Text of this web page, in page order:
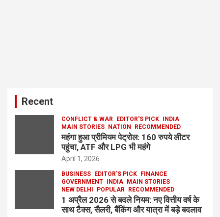
Recent
CONFLICT & WAR EDITOR'S PICK
INDIA
MAIN STORIES
NATION RECOMMENDED
महंगा हुआ प्रीमियम पेट्रोल: 160 रुपये लीटर
पहुंचा, ATF और LPG भी महंगे
April 1, 2026
BUSINESS EDITOR'S PICK
FINANCE
GOVERNMENT
INDIA
MAIN STORIES
NEW DELHI
POPULAR RECOMMENDED
1 अप्रैल 2026 से बदले नियम: नए वित्तीय वर्ष के
साथ टैक्स, सैलरी, बैंकिंग और यात्रा में बड़े बदलाव